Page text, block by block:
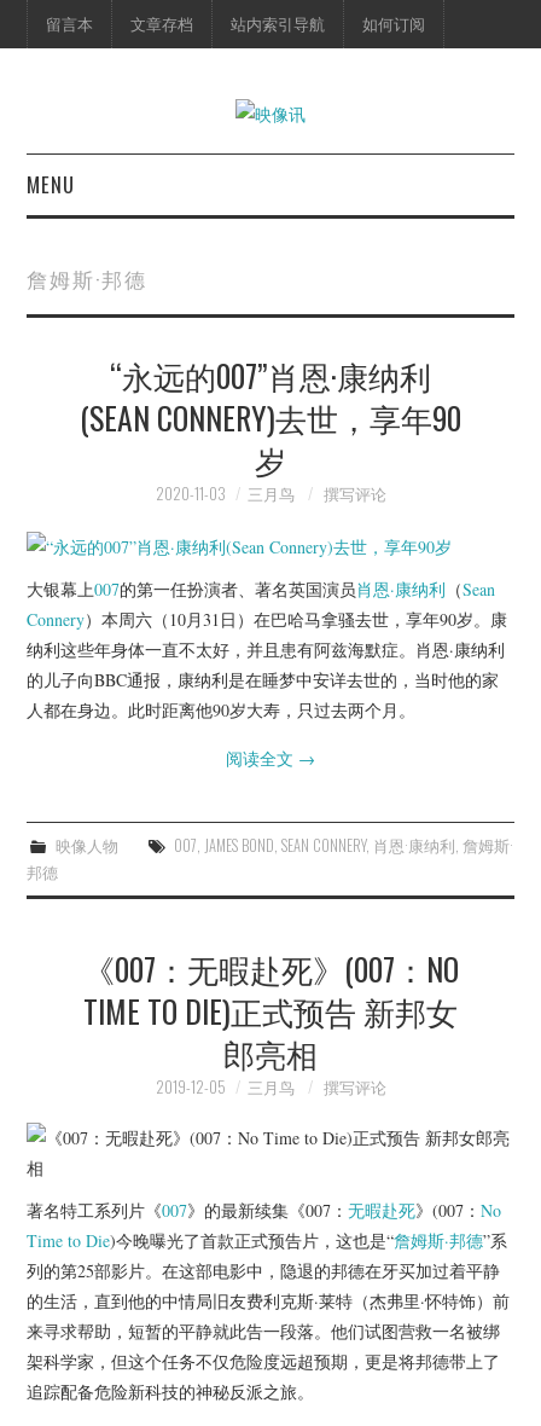
留言本 文章存档 站内索引导航 如何订阅
MENU
映像快讯
预告片
海报剧照
杂七杂八
美剧英剧
电影档期
詹姆斯·邦德
“永远的007”肖恩·康纳利
(SEAN CONNERY)去世，享年90
岁
2020-11-03 三月鸟 撰写评论
大银幕上007的第一任扮演者、著名英国演员肖恩·康纳利 （Sean
Connery）本周六（10月31日）在巴哈马拿骚去世，享年90岁。康
纳利这些年身体一直不太好，并且患有阿兹海默症。肖恩·康纳利
的儿子向BBC通报，康纳利是在睡梦中安详去世的，当时他的家
人都在身边。此时距离他90岁大寿，只过去两个月。
阅读全文 →
映像人物 007, JAMES BOND, SEAN CONNERY, 肖恩·康纳利, 詹姆斯·
邦德
《007：无暇赴死》(007：NO
TIME TO DIE)正式预告 新邦女
郎亮相
2019-12-05 三月鸟 撰写评论
著名特工系列片《007》的最新续集《007：无暇赴死》(007：No
Time to Die)今晚曝光了首款正式预告片，这也是“詹姆斯·邦德”系
列的第25部影片。在这部电影中，隐退的邦德在牙买加过着平静
的生活，直到他的中情局旧友费利克斯·莱特（杰弗里·怀特饰）前
来寻求帮助，短暂的平静就此告一段落。他们试图营救一名被绑
架科学家，但这个任务不仅危险度远超预期，更是将邦德带上了
追踪配备危险新科技的神秘反派之旅。